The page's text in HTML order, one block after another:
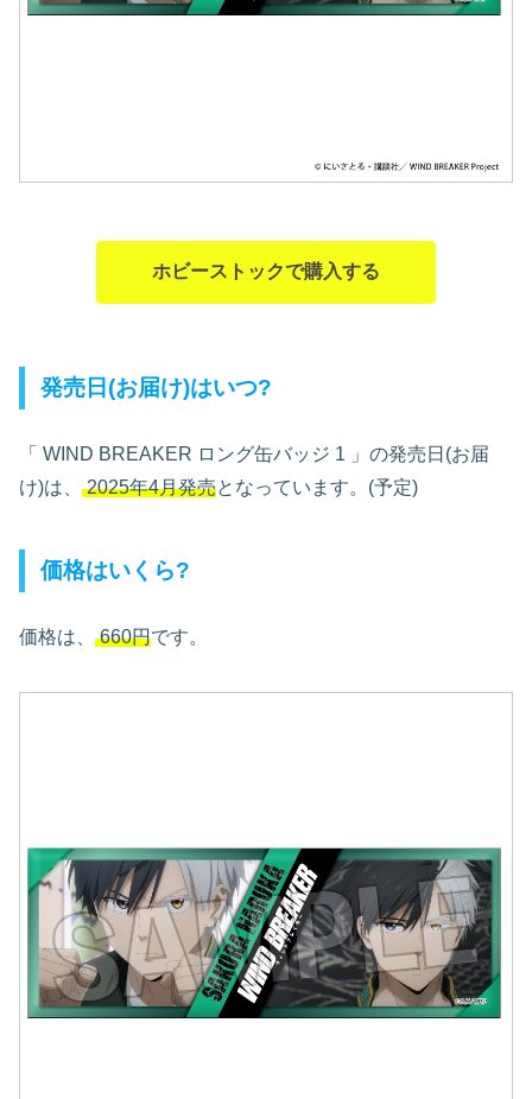
ホビーストックで購入する
発売日(お届け)はいつ?
「 WIND BREAKER ロング缶バッジ 1 」の発売日(お届
け)は、 2025年4月発売となっています。(予定)
価格はいくら?
価格は、 660円です。